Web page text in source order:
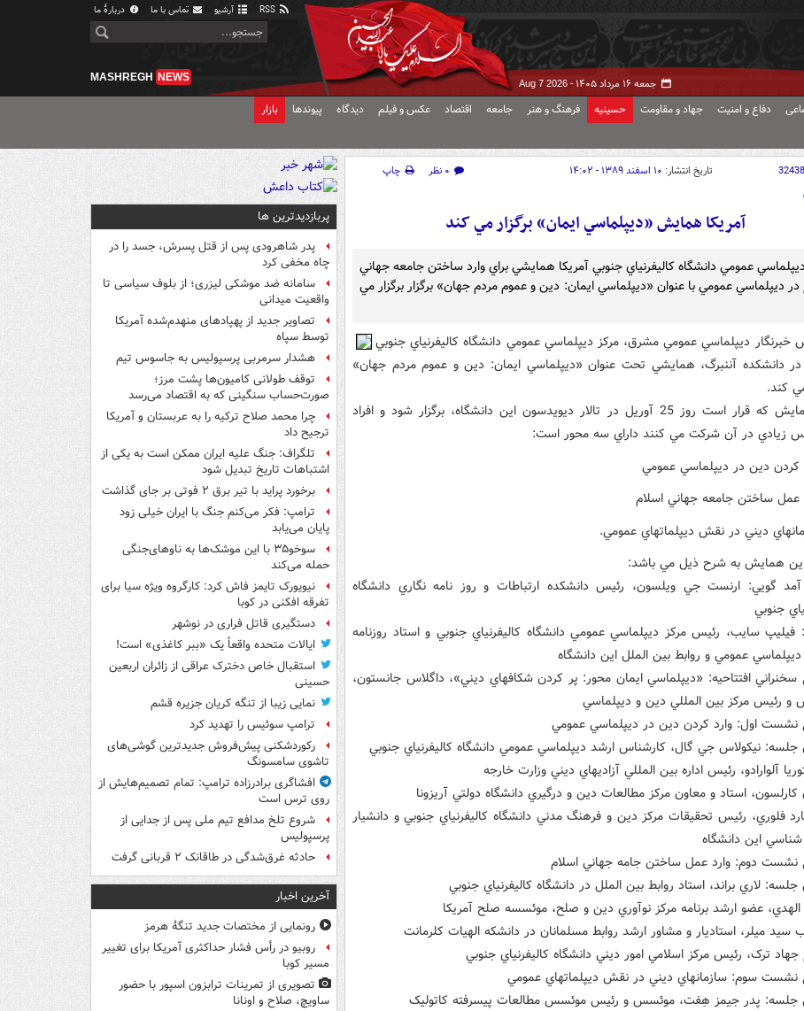
آرشیو تماس با ما دربارهٔ ما
جمعه ۱۶ مرداد ۱۴۰۵ - Aug 7 2026
MASHREGH NEWS
دفاع و امنیت جهاد و مقاومت حسینیه فرهنگ و هنر جامعه اقتصاد عکس و فیلم دیدگاه پیوندها بازار
32438 تاریخ انتشار: ۱۰ اسفند ۱۳۸۹ - ۱۴:۰۲ ۰ نظر
چاپ
آمريکا همايش «ديپلماسي ايمان» برگزار مي کند
عمومي دانشگاه کاليفرنياي جنوبي آمريکا همايشي براي وارد ساختن جامعه جهاني
در ديپلماسي عمومي با عنوان «ديپلماسي ايمان: دين و عموم مردم جهان» برگزار برگزار مي
خبرنگار ديپلماسي عمومي مشرق، مرکز ديپلماسي عمومي دانشگاه کاليفرنياي جنوبي
در دانشکده آننبرگ، همايشي تحت عنوان «ديپلماسي ايمان: دين و عموم مردم جهان»
کند.
اين همايش که قرار است روز 25 آوريل در تالار ديويدسون اين دانشگاه، برگزار شود و افراد
زيادي در آن شرکت مي کنند داراي سه محور است:
اين همايش به شرح ذيل مي باشد:
گويي: ارنست جي ويلسون، رئيس دانشکده ارتباطات و روز نامه نگاري دانشگاه
جنوبي
فيليپ سايب، رئيس مرکز ديپلماسي عمومي دانشگاه کاليفرنياي جنوبي و استاد روزنامه
ديپلماسي عمومي و روابط بين الملل اين دانشگاه
افتتاحيه: «ديپلماسي ايمان محور: پر کردن شکافهاي ديني»، داگلاس جانستون،
رئيس مرکز بين المللي دين و ديپلماسي
اول: وارد کردن دين در ديپلماسي عمومي
نيکولاس جي گال، کارشناس ارشد ديپلماسي عمومي دانشگاه کاليفرنياي جنوبي
فلوري، رئيس تحقيقات مرکز دين و فرهنگ مدني دانشگاه کاليفرنياي جنوبي و دانشيار
اين دانشگاه
دوم: وارد عمل ساختن جامه جهاني اسلام
لاري براند، استاد روابط بين الملل در دانشگاه کاليفرنياي جنوبي
سوم: سازمانهاي ديني در نقش ديپلماتهاي عمومي
جلسه: پدر جيمز هِفت، موئسس و رئيس موئسس مطالعات پيسرفته کاتوليک
پربازدیدترین ها
پدر شاهرودی پس از قتل پسرش، جسد را در
چاه مخفی کرد
سامانه ضد موشکی لیزری؛ از بلوف سیاسی تا
واقعیت میدانی
تصاویر جدید از پهپادهای منهدم‌شده آمریکا
توسط سپاه
هشدار سرمربی پرسپولیس به جاسوس تیم
توقف طولانی کامیون‌ها پشت مرز؛
صورت‌حساب سنگینی که به اقتصاد می‌رسد
چرا محمد صلاح ترکیه را به عربستان و آمریکا
ترجیح داد
تلگراف: جنگ علیه ایران ممکن است به یکی از
اشتباهات تاریخ تبدیل شود
برخورد پراید با تیر برق ۲ فوتی بر جای گذاشت
ترامپ: فکر می‌کنم جنگ با ایران خیلی زود
پایان می‌یابد
سوخو۳۵ با این موشک‌ها به ناوهای‌جنگی
حمله می‌کند
نیویورک تایمز فاش کرد: کارگروه ویژه سیا برای
تفرقه افکنی در کوبا
دستگیری قاتل فراری در نوشهر
ایالات متحده واقعاً یک «ببر کاغذی» است!
استقبال خاص دخترک عراقی از زائران اربعین
حسینی
نمایی زیبا از تنگه کریان جزیره قشم
ترامپ سوئیس را تهدید کرد
رکوردشکنی پیش‌فروش جدیدترین گوشی‌های
تاشوی سامسونگ
افشاگری برادرزاده ترامپ: تمام تصمیم‌هایش از
روی ترس است
شروع تلخ مدافع تیم ملی پس از جدایی از
پرسپولیس
حادثه غرق‌شدگی در طاقانک ۲ قربانی گرفت
آخرین اخبار
رونمایی از مختصات جدید تنگۀ هرمز
روبیو در رأس فشار حداکثری آمریکا برای تغییر
مسیر کوبا
تصویری از تمرینات ترابزون اسپور با حضور
ساویچ، صلاح و اونانا